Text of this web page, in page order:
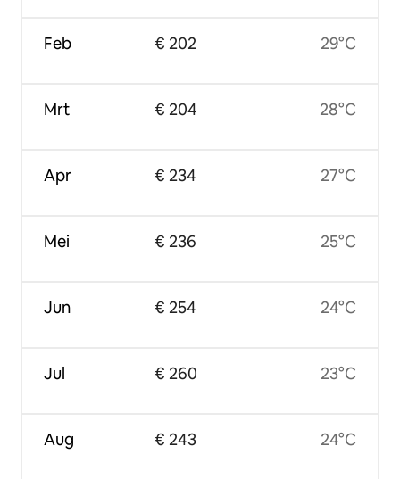
Feb
Mrt
Apr
Mei
Jun
Jul
Aug
€ 202
€ 204
€ 234
€ 236
€ 254
€ 260
€ 243
29°C
28°C
27°C
25°C
24°C
23°C
24°C